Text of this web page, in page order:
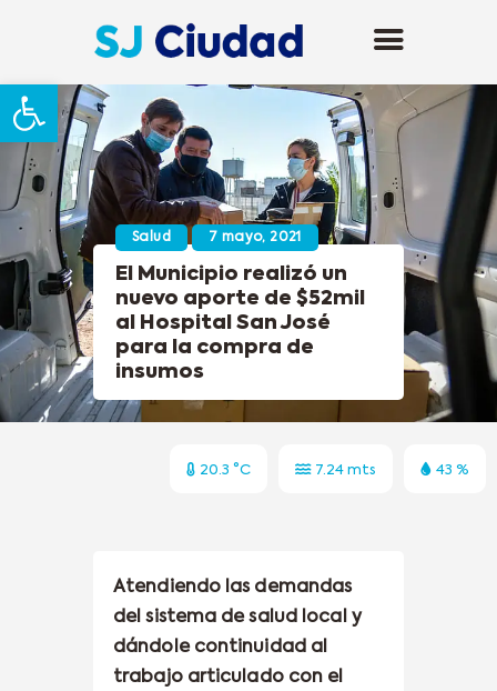
Abrir barra de herramientas
Salud 7 mayo, 2021
El Municipio realizó un
nuevo aporte de $52mil
al Hospital San José
para la compra de
insumos
20.3 °C 7.24 mts 43 %
Atendiendo las demandas
del sistema de salud local y
dándole continuidad al
trabajo articulado con el